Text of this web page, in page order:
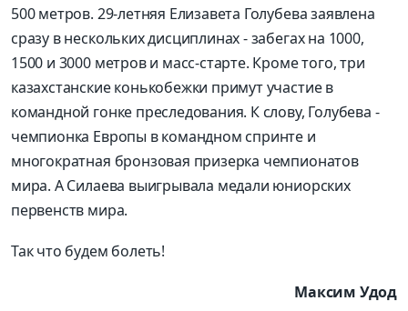
500 метров. 29-летняя Елизавета Голубева заявлена
сразу в нескольких дисциплинах - забегах на 1000,
1500 и 3000 метров и масс-старте. Кроме того, три
казахстанские конькобежки примут участие в
командной гонке преследования. К слову, Голубева -
чемпионка Европы в командном спринте и
многократная бронзовая призерка чемпионатов
мира. А Силаева выигрывала медали юниорских
первенств мира.
Так что будем болеть!
Максим Удод